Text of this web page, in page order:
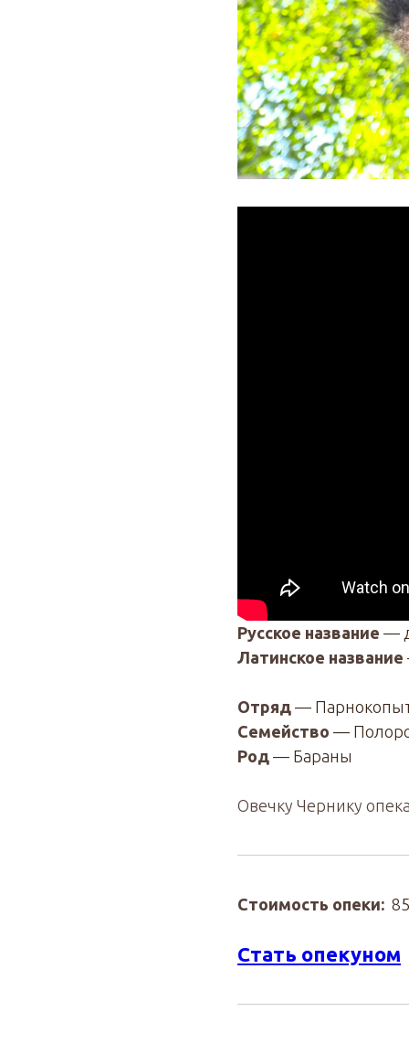
Русское название —
Латинское название
Отряд —
Семейство —
Род — Бараны
Овечку Чернику
Стоимость опеки:
Стать опекуном